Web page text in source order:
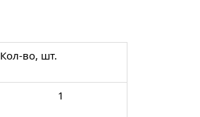
Кол-во, шт.
1